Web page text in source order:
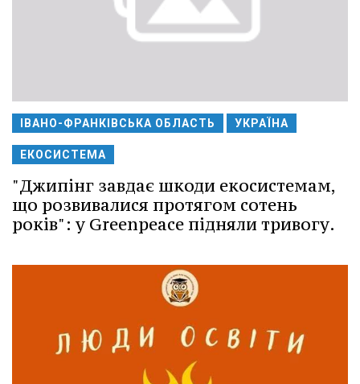
ІВАНО-ФРАНКІВСЬКА ОБЛАСТЬ УКРАЇНА
ЕКОСИСТЕМА
"Джипінг завдає шкоди екосистемам,
що розвивалися протягом сотень
років": у Greenpeace підняли тривогу.